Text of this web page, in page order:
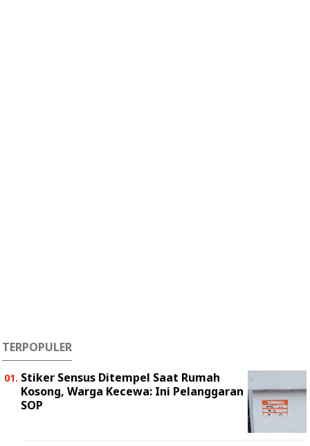
TERPOPULER
Stiker Sensus Ditempel Saat Rumah
Kosong, Warga Kecewa: Ini Pelanggaran
SOP